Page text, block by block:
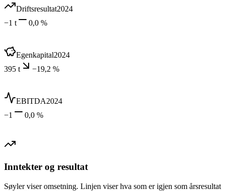
Driftsresultat2024
−1 t
0,0 %
Egenkapital2024
395 t
−19,2 %
EBITDA2024
−1
0,0 %
Inntekter og resultat
Søyler viser omsetning. Linjen viser hva som er igjen som årsresultat